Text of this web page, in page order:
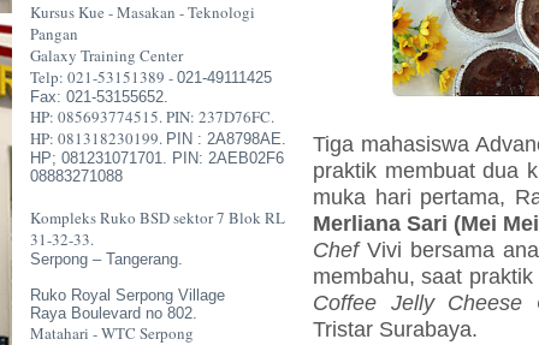
Kursus Kue - Masakan - Teknologi
Pangan
Galaxy Training Center
Telp: 021-53151389 - 021-49111425
Fax: 021-53155652.
HP: 085693774515. PIN: 237D76FC.
HP: 081318230199. PIN : 2A8798AE.
HP; 081231071701. PIN: 2AEB02F6
08883271088
Kompleks Ruko BSD sektor 7 Blok RL
31-32-33.
Serpong – Tangerang.
Ruko Royal Serpong Village
Raya Boulevard no 802.
Matahari - WTC Serpong
Tiga mahasiswa
praktik membuat dua
muka hari pertama,
Merliana Sari (Mei
ChefVivi bersama
membahu, saat
Coffee Jelly Cheese
Tristar Surabaya.